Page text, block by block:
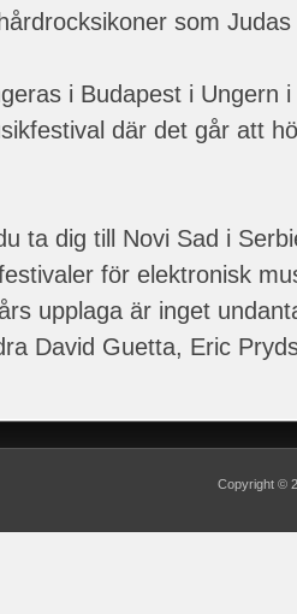
som
i Budapest i Ungern
där det går att
ta dig till Novi Sad i
för elektronisk
upplaga är inget
David Guetta, Eric
Copyright ©